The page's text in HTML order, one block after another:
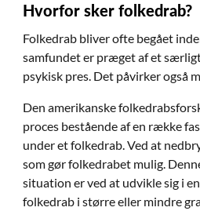
Hvorfor sker folkedrab?
Folkedrab bliver ofte begået
samfundet er præget af et
psykisk pres. Det påvirker også
Den amerikanske
proces bestående af en række
under et folkedrab. Ved at
som gør folkedrabet mulig.
situation er ved at udvikle sig i
folkedrab i større eller mindre